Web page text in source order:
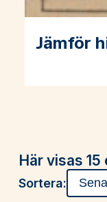
Jämför
Läs mer om
Här visas 15
Sortera: